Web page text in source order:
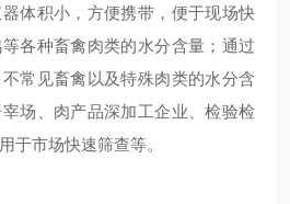
体积小，方便携带，便于现场快
各种畜禽肉类的水分含量；通过
常见畜禽以及特殊肉类的水分含
场、肉产品深加工企业、检验检
于市场快速筛查等。